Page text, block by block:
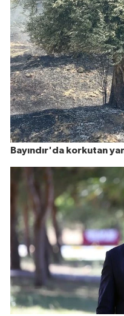
Bayındır'da korkutan